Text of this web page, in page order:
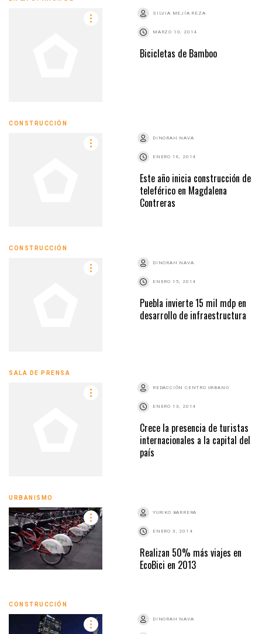
SILVIA MEJÍA REZA
MARZO 10, 2014
Bicicletas de Bamboo
CONSTRUCCIÓN
DINORAH NAVA
ENERO 16, 2014
Este año inicia construcción de
teleférico en Magdalena
Contreras
CONSTRUCCIÓN
DINORAH NAVA
ENERO 15, 2014
Puebla invierte 15 mil mdp en
desarrollo de infraestructura
SALA DE PRENSA
REDACCIÓN CENTRO URBANO
ENERO 13, 2014
Crece la presencia de turistas
internacionales a la capital del
país
URBANISMO
YURIKO BARRERA
ENERO 3, 2014
Realizan 50% más viajes en
EcoBici en 2013
CONSTRUCCIÓN
DINORAH NAVA